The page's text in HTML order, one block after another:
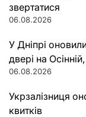
звертатися
06.08.2026
У Дніпрі
двері на
06.08.2026
Укрзалізниця
квитків